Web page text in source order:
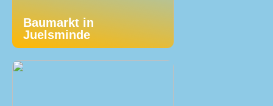
Baumarkt in
Juelsminde